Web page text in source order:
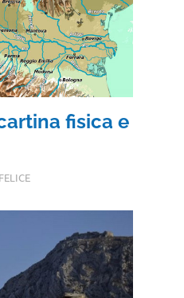
fisica e